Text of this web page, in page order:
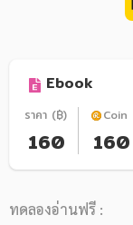
Ebook
ราคา (฿)
160
Coin
160
ทดลองอ่านฟรี :